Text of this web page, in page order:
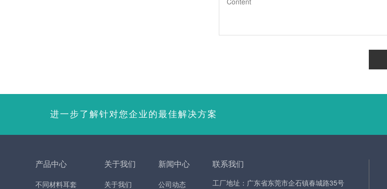
进一步了解针对您企业的最佳解决方案
产品中心
不同材料耳套
关于我们
关于我们
新闻中心
公司动态
联系我们
工厂地址：广东省东莞市企石镇春城路35号